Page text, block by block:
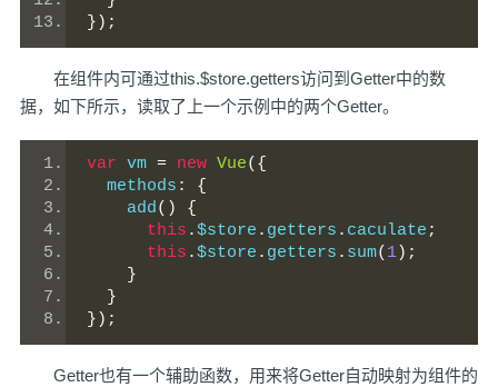
});
在组件内可通过this.$store.getters访问到Getter中的数
据，如下所示，读取了上一个示例中的两个Getter。
var vm = new Vue({
  methods
:
{
    add
()
{
this .$store . getters . caculate;
this .$store . getters . sum( 1);
}
}
});
Getter也有一个辅助函数，用来将Getter自动映射为组件的